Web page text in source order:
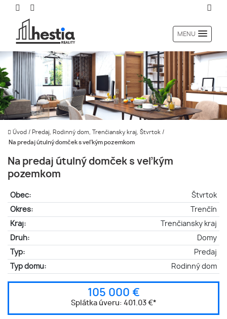
MENU
Úvod / Predaj, Rodinný dom, Trenčiansky kraj, Štvrtok /
Na predaj útulný domček s veľkým pozemkom
Na predaj útulný domček s veľkým
pozemkom
Obec:
Štvrtok
Okres:
Trenčín
Kraj:
Trenčiansky kraj
Druh:
Domy
Typ:
Predaj
Typ domu:
Rodinný dom
105 000 €
Splátka úveru: 401.03 €*